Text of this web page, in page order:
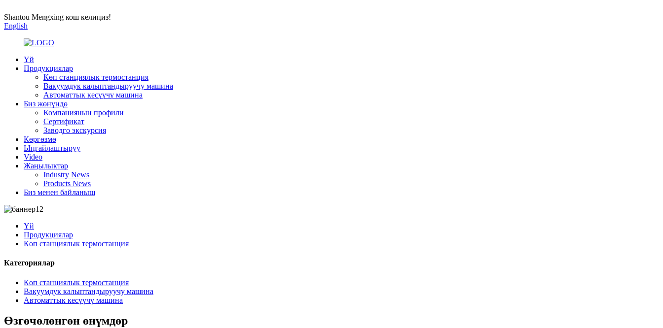
Shantou Mengxing кош келиңиз!
English
Үй
Продукциялар
Көп станциялык термостанция
Вакуумдук калыптандыруучу машина
Автоматтык кесүүчү машина
Биз жөнүндө
Компаниянын профили
Сертификат
Заводго экскурсия
Көргөзмө
Ыңгайлаштыруу
Video
Жаңылыктар
Industry News
Products News
Биз менен байланыш
Үй
Продукциялар
Көп станциялык термостанция
Категориялар
Көп станциялык термостанция
Вакуумдук калыптандыруучу машина
Автоматтык кесүүчү машина
Өзгөчөлөнгөн өнүмдөр